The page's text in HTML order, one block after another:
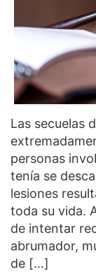
Las secuelas
personas
tenía se
lesiones
toda su vida.
de intentar
abrumador,
de […]